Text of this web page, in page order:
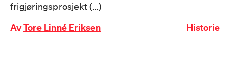
frigjøringsprosjekt (...)
AvTore Linné Eriksen Historie